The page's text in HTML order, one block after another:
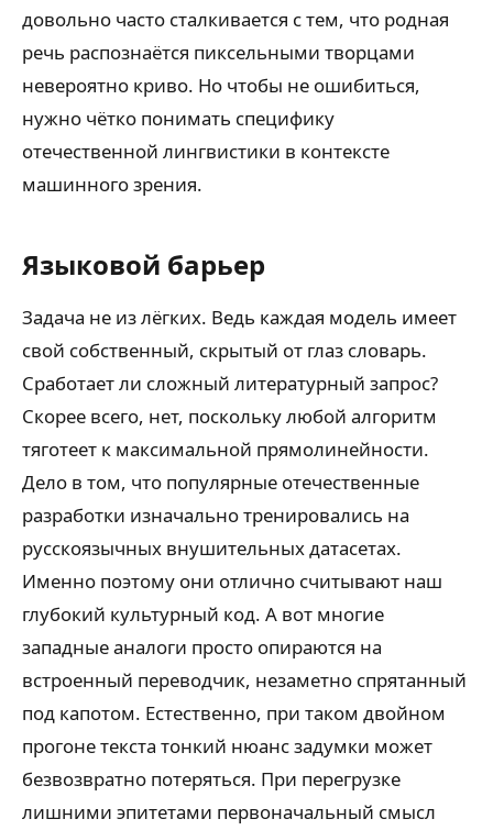
довольно часто сталкивается с тем, что родная
речь распознаётся пиксельными творцами
невероятно криво. Но чтобы не ошибиться,
нужно чётко понимать специфику
отечественной лингвистики в контексте
машинного зрения.
Языковой барьер
Задача не из лёгких. Ведь каждая модель имеет
свой собственный, скрытый от глаз словарь.
Сработает ли сложный литературный запрос?
Скорее всего, нет, поскольку любой алгоритм
тяготеет к максимальной прямолинейности.
Дело в том, что популярные отечественные
разработки изначально тренировались на
русскоязычных внушительных датасетах.
Именно поэтому они отлично считывают наш
глубокий культурный код. А вот многие
западные аналоги просто опираются на
встроенный переводчик, незаметно спрятанный
под капотом. Естественно, при таком двойном
прогоне текста тонкий нюанс задумки может
безвозвратно потеряться. При перегрузке
лишними эпитетами первоначальный смысл